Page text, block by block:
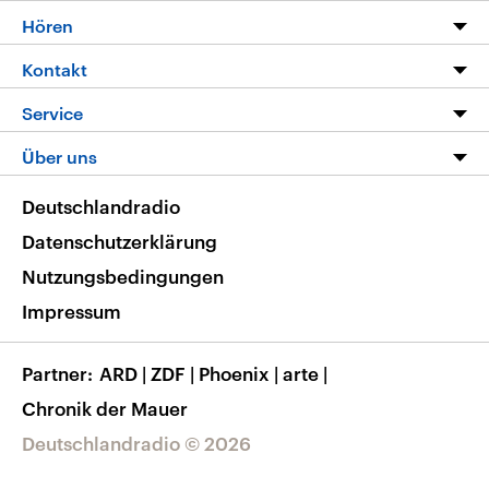
Programm
Die Nachrichten
Nachrichtenleicht
Neue Beiträge auf dlf.de
Hören
Livestream
Podcasts
Deutschlandfunk App
Nachrichten App
Frequenzen
Kontakt
Hörerservice
Service
FAQ
Veranstaltungen
Musikliste
RSS
Über uns
Barrierefreiheit
Deutschlandradio © 2026
Deutschlandradio
Datenschutzerklärung
Nutzungsbedingungen
Impressum
Partner ARD | ZDF | Phoenix | arte |
Chronik der Mauer